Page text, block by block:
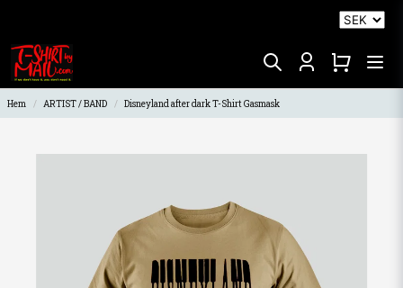
Hem ARTIST / BAND Disneyland after dark T-Shirt Gasmask